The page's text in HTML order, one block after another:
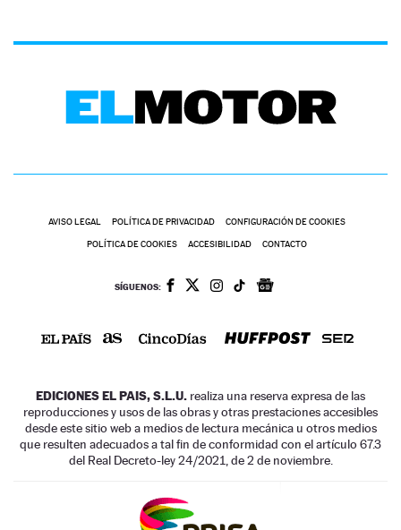
AVISO LEGAL POLÍTICA DE PRIVACIDAD CONFIGURACIÓN DE COOKIES
POLÍTICA DE COOKIES ACCESIBILIDAD CONTACTO
SÍGUENOS:
EDICIONES EL PAIS, S.L.U. realiza una reserva expresa de las
reproducciones y usos de las obras y otras prestaciones accesibles
desde este sitio web a medios de lectura mecánica u otros medios
que resulten adecuados a tal fin de conformidad con el artículo 67.3
del Real Decreto-ley 24/2021, de 2 de noviembre.